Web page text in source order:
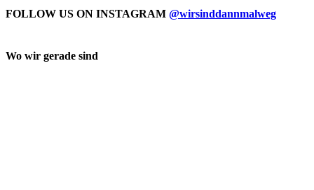
FOLLOW US ON INSTAGRAM @wirsinddannmalweg
Wo wir gerade sind